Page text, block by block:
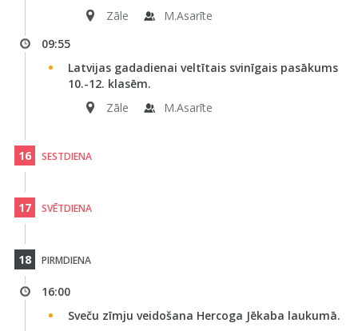
Zāle
M.Asarīte
09:55
Latvijas gadadienai veltītais svinīgais pasākums
10.-12. klasēm.
Zāle
M.Asarīte
16 SESTDIENA
17 SVĒTDIENA
18 PIRMDIENA
16:00
Sveču zīmju veidošana Hercoga Jēkaba laukumā.